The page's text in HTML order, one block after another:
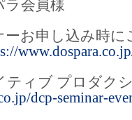
ラ会員様
ーお申し込み時
ティブ プロダク
dcp-seminar-